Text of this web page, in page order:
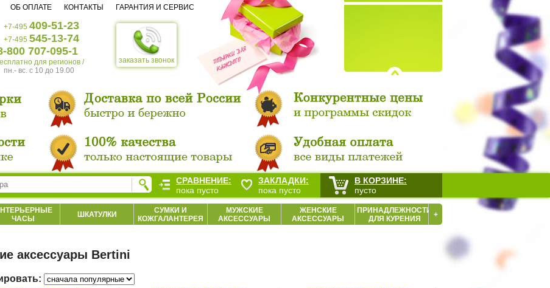
заказать звонок
+7-495 409-51-23
+7-495 545-13-74
800 707-095-1
для регионов /
пн.- вс. c 10 до 19.00
ОБ ОПЛАТЕ КОНТАКТЫ ГАРАНТИЯ И СЕРВИС
ЧАСЫ
ШКАТУЛКИ
СУМКИ И
КОЖГАЛАНТЕРЕЯ
МУЖСКИЕ
АКСЕССУАРЫ
ЖЕНСКИЕ
АКСЕССУАРЫ
ПРИНАДЛЕЖНОСТИ
ДЛЯ КУРЕНИЯ
+
аксессуары Bertini
СРАВНЕНИЕ:
пока пусто
ЗАКЛАДКИ:
пока пусто
В КОРЗИНЕ:
пусто